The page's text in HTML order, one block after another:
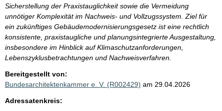
Sicherstellung der Praxistauglichkeit sowie die Vermeidung
unnötiger Komplexität im Nachweis- und Vollzugssystem. Ziel für
ein zukünftiges Gebäudemodernisierungsgesetz ist eine rechtlich
konsistente, praxistaugliche und planungsintegrierte Ausgestaltung,
insbesondere im Hinblick auf Klimaschutzanforderungen,
Lebenszyklusbetrachtungen und Nachweisverfahren.
Bereitgestellt von:
Bundesarchitektenkammer e. V. (R002429) am 29.04.2026
Adressatenkreis: